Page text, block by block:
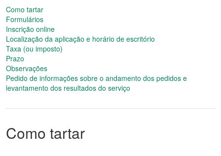
Como tartar
Formulários
Inscrição online
Localização da aplicação e horário de escritório
Taxa (ou imposto)
Prazo
Observações
Pedido de informações sobre o andamento dos pedidos e
levantamento dos resultados do serviço
Como tartar